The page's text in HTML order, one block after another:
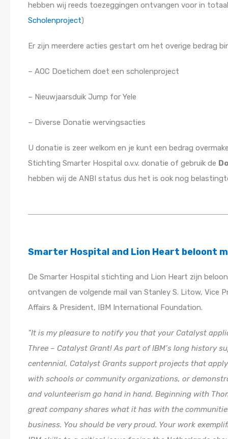
hebben wij reeds toezeggingen ontvangen voor in
Scholenproject)
Er zijn meerdere acties gestart om het overige bedrag
– AOC Doetichem doet een scholenproject
– Nieuwjaarsduik Jump for Yele
– Diverse Donatie wervingsacties
U donatie is zeer welkom en je kunt een bedrag
Stichting Smarter Hospital o.v.v. donatie of gebruik de
hebben wij de ANBI status dus het is ook nog
Smarter Hospital and Lion Heart beloont
De Smarter Hospital stichting and Lion Heart zijn
ontvangen de volgende mail van Stanley S. Litow, Vice
Affairs & President, IBM International Foundation.
It is my pleasure to notify you that your Catalyst
Three – Catalyst Grant! As part of IBM’s long history
centennial, Catalyst Grants support projects that
with schools or community organizations, or
and volunteerism go hand in hand. Beginning with
great company shares what it has with the
business. You should be very proud. Your work